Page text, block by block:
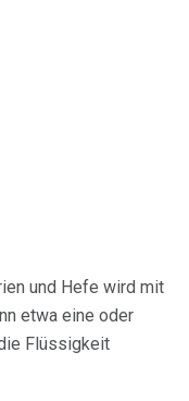
und Hefe wird mit
etwa eine oder
Flüssigkeit